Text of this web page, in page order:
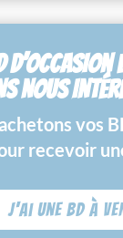
D’OCCASION
NOUS
vos
recevoir
J'ai une BD à